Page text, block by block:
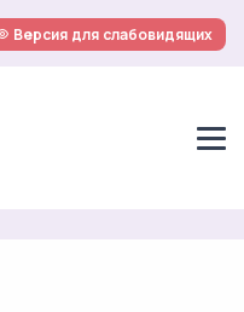
Версия для слабовидящих